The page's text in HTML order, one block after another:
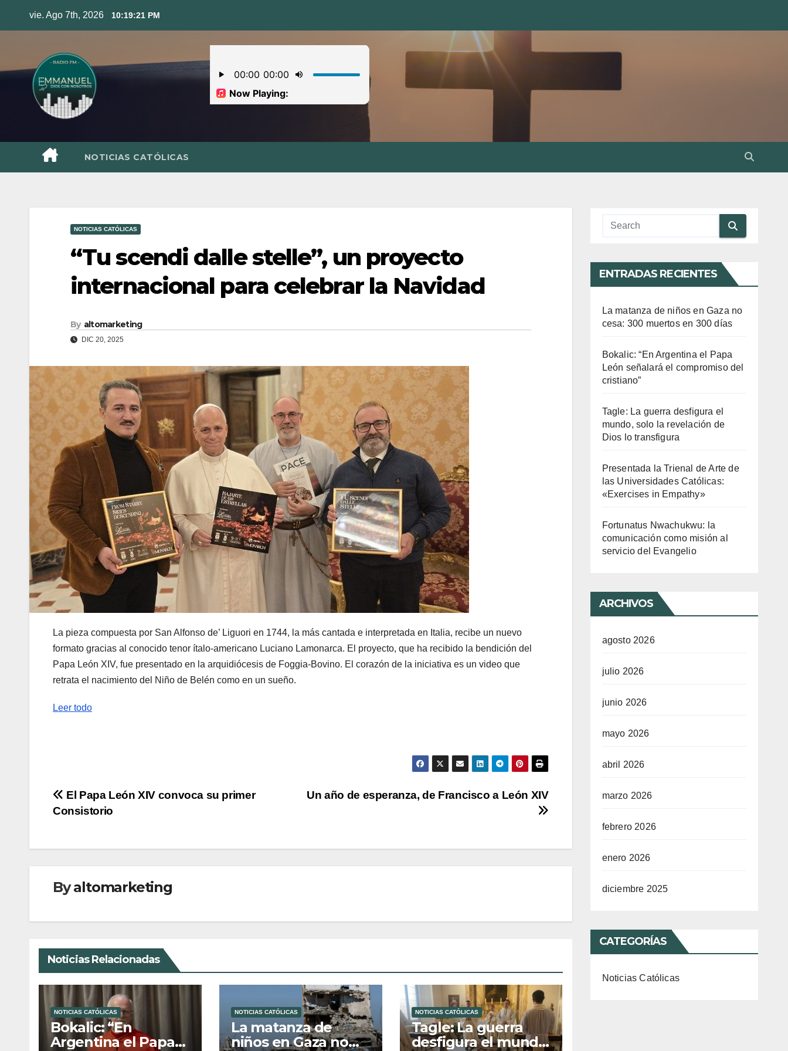
vie. Ago 7th, 2026 10:19:22 PM
NOTICIAS CATÓLICAS
NOTICIAS CATÓLICAS
“Tu scendi dalle stelle”, un proyecto
internacional para celebrar la Navidad
By altomarketing
DIC 20, 2025
La pieza compuesta por San Alfonso de’ Liguori en 1744, la más cantada e interpretada en Italia, recibe un nuevo
formato gracias al conocido tenor ítalo-americano Luciano Lamonarca. El proyecto, que ha recibido la bendición del
Papa León XIV, fue presentado en la arquidiócesis de Foggia-Bovino. El corazón de la iniciativa es un video que
retrata el nacimiento del Niño de Belén como en un sueño.
Leer todo
Navegación
entradas
Un año de esperanza, de Francisco a León XIV
El Papa León XIV convoca su primer
Consistorio
Byaltomarketing
Noticias Relacionadas
NOTICIAS CATÓLICAS
Bokalic: “En
Argentina el Papa
NOTICIAS CATÓLICAS
La matanza de
niños en Gaza no
NOTICIAS CATÓLICAS
Tagle: La guerra
desfigura el mundo,
ENTRADAS RECIENTES
La matanza de niños en Gaza no
cesa: 300 muertos en 300 días
Bokalic: “En Argentina el Papa
León señalará el compromiso del
cristiano”
Tagle: La guerra desfigura el
mundo, solo la revelación de
Dios lo transfigura
Presentada la Trienal de Arte de
las Universidades Católicas:
«Exercises in Empathy»
Fortunatus Nwachukwu: la
comunicación como misión al
servicio del Evangelio
ARCHIVOS
agosto 2026
julio 2026
junio 2026
mayo 2026
abril 2026
marzo 2026
febrero 2026
enero 2026
diciembre 2025
CATEGORÍAS
Noticias Católicas